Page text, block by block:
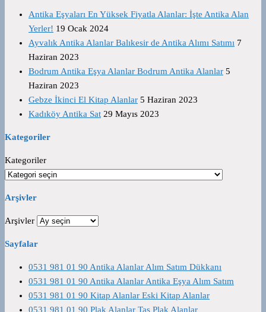
Antika Eşyaları En Yüksek Fiyatla Alanlar: İşte Antika Alan
Yerler! 19 Ocak 2024
Ayvalık Antika Alanlar Balıkesir de Antika Alımı Satımı 7
Haziran 2023
Bodrum Antika Eşya Alanlar Bodrum Antika Alanlar 5
Haziran 2023
Gebze İkinci El Kitap Alanlar 5 Haziran 2023
Kadıköy Antika Sat 29 Mayıs 2023
Kategoriler
Kategoriler
Arşivler
Arşivler
Sayfalar
0531 981 01 90 Antika Alanlar Alım Satım Dükkanı
0531 981 01 90 Antika Alanlar Antika Eşya Alım Satım
0531 981 01 90 Kitap Alanlar Eski Kitap Alanlar
0531 981 01 90 Plak Alanlar Taş Plak Alanlar